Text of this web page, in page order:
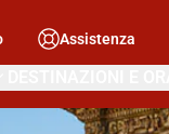
Assistenza